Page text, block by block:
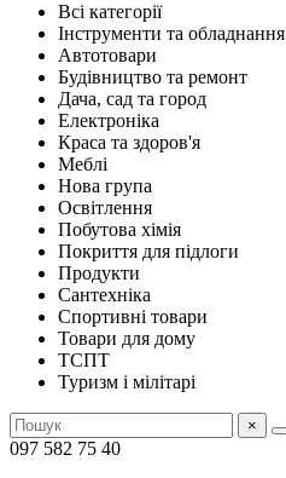
Всі категорії
Інструменти та обладнання
Автотовари
Будівництво та ремонт
Дача, сад та город
Електроніка
Краса та здоров'я
Меблі
Нова група
Освітлення
Побутова хімія
Покриття для підлоги
Продукти
Сантехніка
Спортивні товари
Товари для дому
ТСПТ
Туризм і мілітарі
×
097 582 75 40